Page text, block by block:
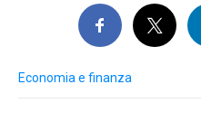
Economia e finanza